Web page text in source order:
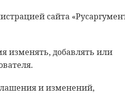
сайта
изменять, добавлять или
и изменений,